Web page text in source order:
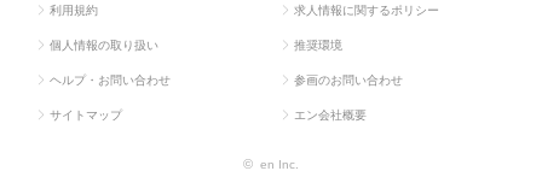
利用規約 求人情報に関するポリシー
個人情報の取り扱い 推奨環境
ヘルプ・お問い合わせ 参画のお問い合わせ
サイトマップ エン会社概要
© en Inc.